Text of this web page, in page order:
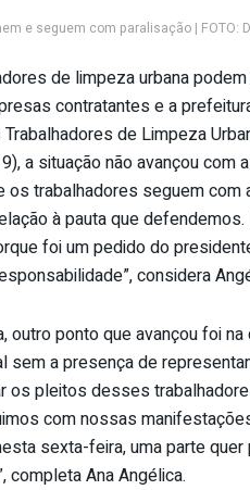
e seguem com paralisação | FOTO:
de limpeza urbana
contratantes e a
de Limpeza
a situação não avançou com
os trabalhadores seguem
à pauta que
foi um pedido do
considera
outro ponto que avançou foi
sem a presença de
os pleitos desses
com nossas
sexta-feira, uma parte
completa Ana Angélica.